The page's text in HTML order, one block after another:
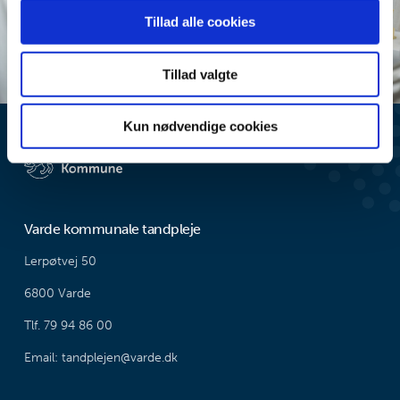
for sociale medier, annonceringspartnere og
analysepartnere. Vores partnere kan kombinere disse
data med andre oplysninger, du har givet dem, eller som
de har indsamlet fra din brug af deres tjenester.
Tillad alle cookies
Tillad valgte
Kun nødvendige cookies
Varde kommunale tandpleje
Lerpøtvej 50
6800 Varde
Tlf. 79 94 86 00
Email: tandplejen@varde.dk